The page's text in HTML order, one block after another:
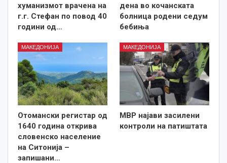
хуманизмот врачена на
г.г. Стефан по повод 40
години од…
дена во кочанската
болница родени седум
бебиња
МАКЕДОНИЈА
Отомански регистар од
1640 година открива
словенско население
на Ситонија –
запишани…
МАКЕДОНИЈА
МВР најави засилени
контроли на патиштата